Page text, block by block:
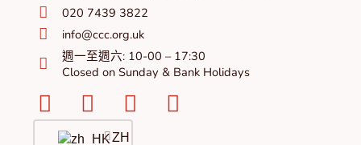
020 7439 3822
info@ccc.org.uk
週一至週六: 10-00 – 17:30
Closed on Sunday & Bank Holidays
Facebook-
square
Instagram
TwitterYoutube
ZH